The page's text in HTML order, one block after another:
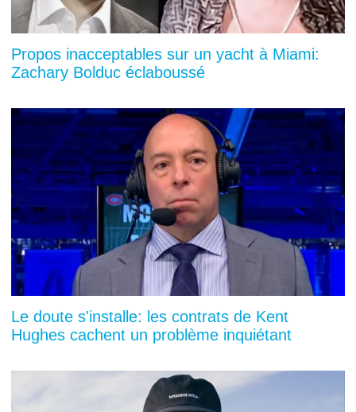
Propos inacceptables sur un yacht à Miami:
Zachary Bolduc éclaboussé
Le doute s'installe: les contrats de Kent
Hughes cachent un problème inquiétant